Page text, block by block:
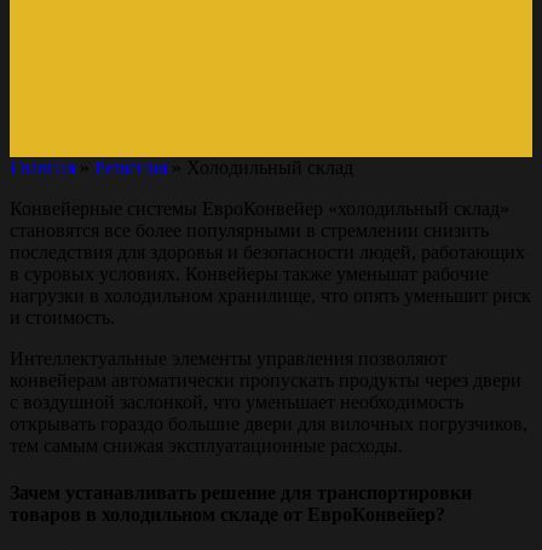
Главная » Решения » Холодильный склад
Конвейерные системы ЕвроКонвейер «холодильный склад»
становятся все более популярными в стремлении снизить
последствия для здоровья и безопасности людей, работающих
в суровых условиях. Конвейеры также уменьшат рабочие
нагрузки в холодильном хранилище, что опять уменьшит риск
и стоимость.
Интеллектуальные элементы управления позволяют
конвейерам автоматически пропускать продукты через двери
с воздушной заслонкой, что уменьшает необходимость
открывать гораздо большие двери для вилочных погрузчиков,
тем самым снижая эксплуатационные расходы.
Зачем устанавливать решение для транспортировки
товаров в холодильном складе от ЕвроКонвейер?